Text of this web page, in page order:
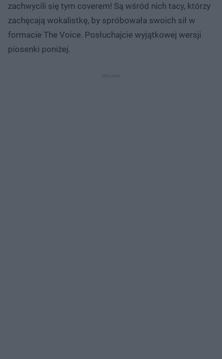
zachwycili się tym coverem! Są wśród nich tacy, którzy
zachęcają wokalistkę, by spróbowała swoich sił w
formacie The Voice. Posłuchajcie wyjątkowej wersji
piosenki poniżej.